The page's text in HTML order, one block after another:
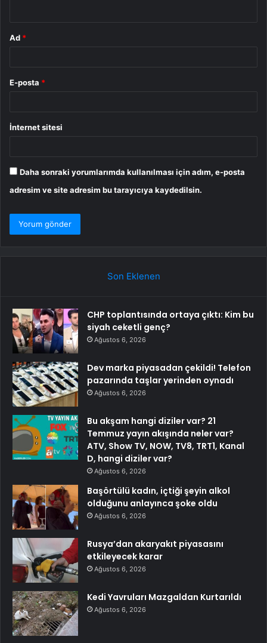
Ad *
E-posta *
İnternet sitesi
Daha sonraki yorumlarımda kullanılması için adım, e-posta
adresim ve site adresim bu tarayıcıya kaydedilsin.
Son Eklenen
CHP toplantısında ortaya çıktı: Kim bu
siyah ceketli genç?
Ağustos 6, 2026
Dev marka piyasadan çekildi! Telefon
pazarında taşlar yerinden oynadı
Ağustos 6, 2026
Bu akşam hangi diziler var? 21
Temmuz yayın akışında neler var?
ATV, Show TV, NOW, TV8, TRT1, Kanal
D, hangi diziler var?
Ağustos 6, 2026
Başörtülü kadın, içtiği şeyin alkol
olduğunu anlayınca şoke oldu
Ağustos 6, 2026
Rusya’dan akaryakıt piyasasını
etkileyecek karar
Ağustos 6, 2026
Kedi Yavruları Mazgaldan Kurtarıldı
Ağustos 6, 2026